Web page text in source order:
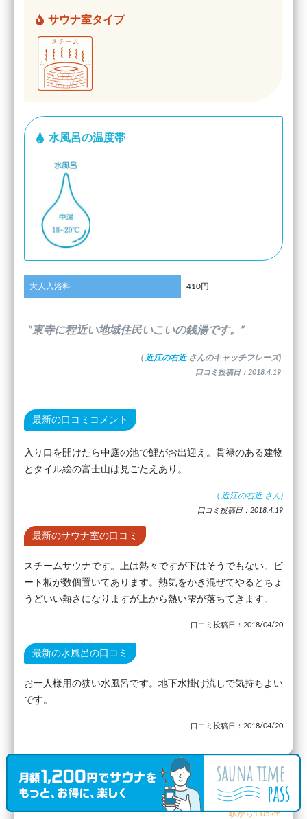
サウナ室タイプ
水風呂の温度帯
大人入浴料 410円
”東寺に程近い地域住民いこいの銭湯です。”
( 近江の右近 さんのキャッチフレーズ)
口コミ投稿日：2018.4.19
最新の口コミコメント
入り口を開けたら中庭の池で鯉がお出迎え。貫禄のある建物
とタイル絵の富士山は見ごたえあり。
( 近江の右近 さん)
口コミ投稿日：2018.4.19
最新のサウナ室の口コミ
スチームサウナです。上は熱々ですが下はそうでもない。ビ
ート板が数個置いてあります。熱気をかき混ぜてやるとちょ
うどいい熱さになりますが上から熱い雫が落ちてきます。
口コミ投稿日：2018/04/20
最新の水風呂の口コミ
お一人様用の狭い水風呂です。地下水掛け流しで気持ちよい
です。
口コミ投稿日：2018/04/20
駅から1.05km